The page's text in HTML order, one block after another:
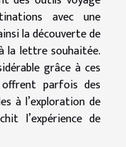
avec une
la découverte de
la lettre souhaitée.
grâce à ces
parfois des
à l’exploration de
l’expérience de